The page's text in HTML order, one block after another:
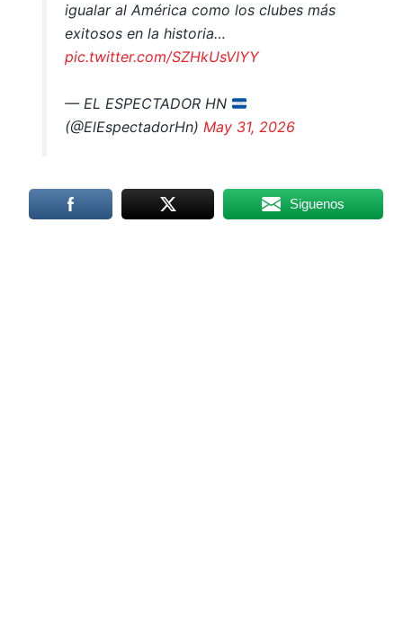
igualar al América como los clubes más
exitosos en la historia…
pic.twitter.com/SZHkUsVIYY
— EL ESPECTADOR HN
(@ElEspectadorHn) May 31, 2026
Siguenos